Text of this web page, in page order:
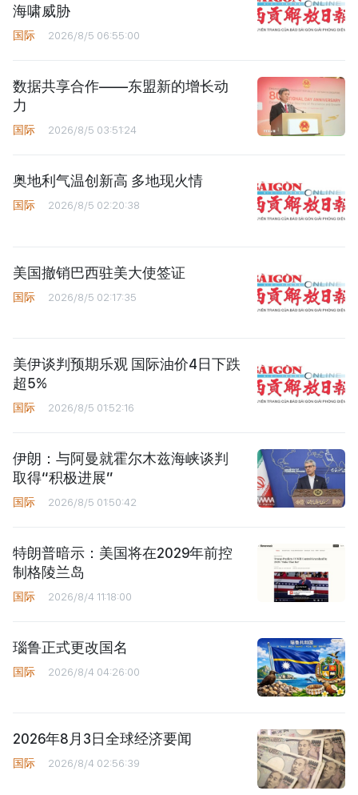
海啸威胁
国际 2026/8/5 06:55:00
数据共享合作——东盟新的增长动
力
国际 2026/8/5 03:51:24
奥地利气温创新高 多地现火情
国际 2026/8/5 02:20:38
美国撤销巴西驻美大使签证
国际 2026/8/5 02:17:35
美伊谈判预期乐观 国际油价4日下跌
超5%
国际 2026/8/5 01:52:16
伊朗：与阿曼就霍尔木兹海峡谈判
取得“积极进展”
国际 2026/8/5 01:50:42
特朗普暗示：美国将在2029年前控
制格陵兰岛
国际 2026/8/4 11:18:00
瑙鲁正式更改国名
国际 2026/8/4 04:26:00
2026年8月3日全球经济要闻
国际 2026/8/4 02:56:39